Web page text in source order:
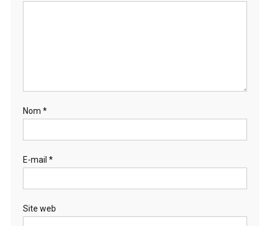
Nom *
E-mail *
Site web